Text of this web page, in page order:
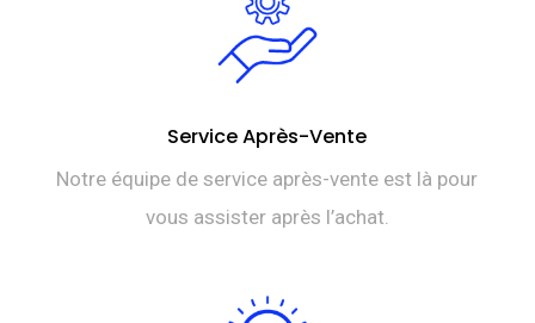
Service Après-Vente
Notre équipe de service après-vente est là pour
vous assister après l’achat.